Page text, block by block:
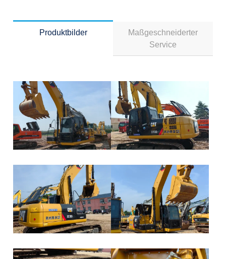
Produktbilder
Maßgeschneiderter
Service